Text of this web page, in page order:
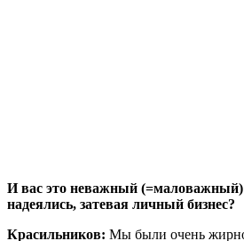
И вас это неважный
надеялись, затевая личный бизнес?
Красильников: Мы были очень